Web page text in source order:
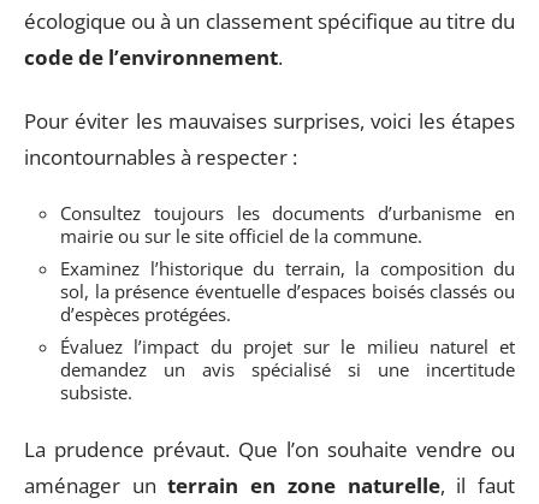
écologique ou à un classement spécifique au titre du
code de l’environnement.
Pour éviter les mauvaises surprises, voici les étapes
incontournables à respecter :
Consultez toujours les documents d’urbanisme en
mairie ou sur le site officiel de la commune.
Examinez l’historique du terrain, la composition du
sol, la présence éventuelle d’espaces boisés classés ou
d’espèces protégées.
Évaluez l’impact du projet sur le milieu naturel et
demandez un avis spécialisé si une incertitude
subsiste.
La prudence prévaut. Que l’on souhaite vendre ou
aménager unterrain en zone naturelle, il faut